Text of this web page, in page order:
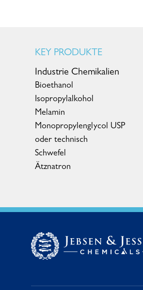
KEY PRODUKTE
Industrie Chemikalien
Bioethanol
Isopropylalkohol
Melamin
Monopropylenglycol USP
oder technisch
Schwefel
Ätznatron